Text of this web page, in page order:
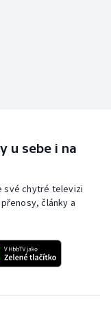
u sebe i na
své chytré televizi
články a